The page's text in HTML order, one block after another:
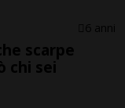
6 anni
scarpe
chi sei